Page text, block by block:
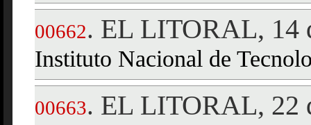
00662. EL LITORAL, 14
Instituto Nacional de
00663. EL LITORAL, 22